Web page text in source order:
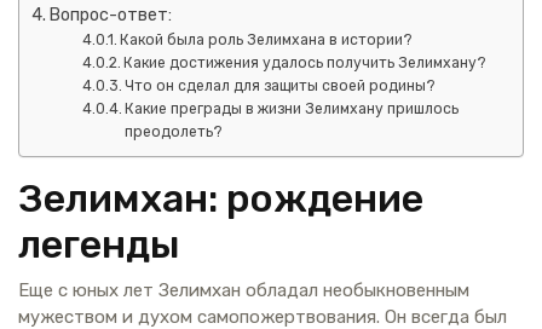
Вопрос-ответ:
Какой была роль Зелимхана в истории?
Какие достижения удалось получить Зелимхану?
Что он сделал для защиты своей родины?
Какие преграды в жизни Зелимхану пришлось
преодолеть?
Зелимхан: рождение
легенды
Еще с юных лет Зелимхан обладал необыкновенным
мужеством и духом самопожертвования. Он всегда был